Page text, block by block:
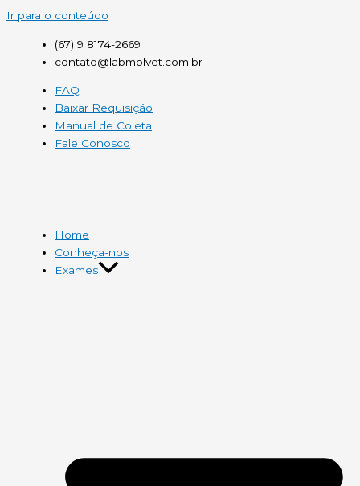
Ir para o conteúdo
(67) 9 8174-2669
contato@labmolvet.com.br
FAQ
Baixar Requisição
Manual de Coleta
Fale Conosco
Home
Conheça-nos
Exames